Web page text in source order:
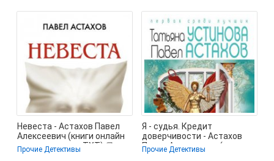
Невеста - Астахов Павел
Алексеевич (книги онлайн
полные версии .TXT) 📗
Прочие Детективы
Я - судья. Кредит
доверчивости - Астахов
Павел Алексеевич (читать
книги онлайн
Прочие Детективы